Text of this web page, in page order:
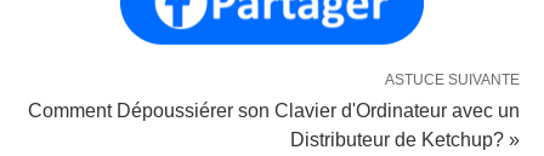
ASTUCE SUIVANTE
Comment Dépoussiérer son Clavier d'Ordinateur avec un
Distributeur de Ketchup? »